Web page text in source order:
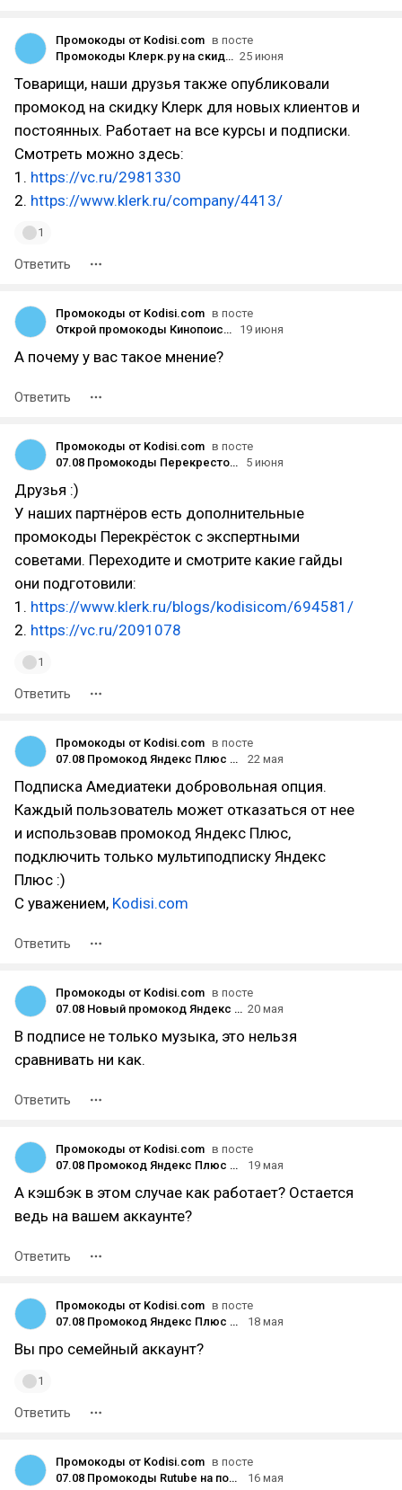
Промокоды от Kodisi.com в посте
Промокоды Клерк.ру на скидку. На все курсы и подписки для новых клиентов 2026 год 25 июня
Товарищи, наши друзья также опубликовали
промокод на скидку Клерк для новых клиентов и
постоянных. Работает на все курсы и подписки.
Смотреть можно здесь:
1. https://vc.ru/2981330
2. https://www.klerk.ru/company/4413/
1
Ответить
Промокоды от Kodisi.com в посте
Открой промокоды Кинопоиск за 1 рубль на подписку. Для новых пользователей и старых клиентов 2026 году
19 июня
А почему у вас такое мнение?
Ответить
Промокоды от Kodisi.com в посте
07.08 Промокоды Перекресток на первый и повторный заказ. Скидки для РФ, Москвы и МО 2026 год
5 июня
Друзья :)
У наших партнёров есть дополнительные
промокоды Перекрёсток с экспертными
советами. Переходите и смотрите какие гайды
они подготовили:
1. https://www.klerk.ru/blogs/kodisicom/694581/
2. https://vc.ru/2091078
1
Ответить
Промокоды от Kodisi.com в посте
07.08 Промокод Яндекс Плюс за 1 рубль для новых и старых пользователей на подписку в 2026
22 мая
Подписка Амедиатеки добровольная опция.
Каждый пользователь может отказаться от нее
и использовав промокод Яндекс Плюс,
подключить только мультиподписку Яндекс
Плюс :)
С уважением, Kodisi.com
Ответить
Промокоды от Kodisi.com в посте
07.08 Новый промокод Яндекс Музыка за 1 рубль на подписку для новых и старых пользователей на месяц, 3 или 90 дней 2026 год 20 мая
В подписе не только музыка, это нельзя
сравнивать ни как.
Ответить
Промокоды от Kodisi.com в посте
07.08 Промокод Яндекс Плюс за 1 рубль для новых и старых пользователей на подписку в 2026
19 мая
А кэшбэк в этом случае как работает? Остается
ведь на вашем аккаунте?
Ответить
Промокоды от Kodisi.com в посте
07.08 Промокод Яндекс Плюс за 1 рубль для новых и старых пользователей на подписку в 2026
18 мая
Вы про семейный аккаунт?
1
Ответить
Промокоды от Kodisi.com в посте
07.08 Промокоды Rutube на подписку без рекламы. Как и где ввести чтобы активировать скидку 2026 год
16 мая